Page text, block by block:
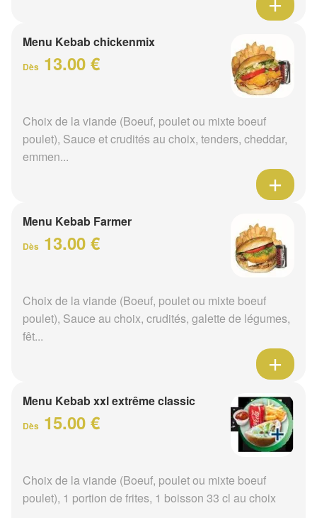
Menu Kebab chickenmix
Dès 13.00 €
Choix de la viande (Boeuf, poulet ou mixte boeuf
poulet), Sauce et crudités au choix, tenders, cheddar,
emmen...
Menu Kebab Farmer
Dès 13.00 €
Choix de la viande (Boeuf, poulet ou mixte boeuf
poulet), Sauce au choix, crudités, galette de légumes,
fêt...
Menu Kebab xxl extrême classic
Dès 15.00 €
Choix de la viande (Boeuf, poulet ou mixte boeuf
poulet), 1 portion de frites, 1 boisson 33 cl au choix